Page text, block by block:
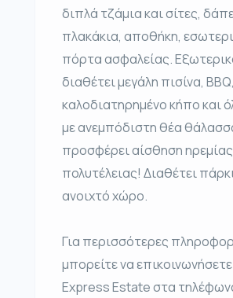
διπλά τζάμια και σίτες,
πλακάκια, αποθήκη,
πόρτα ασφαλείας.
διαθέτει μεγάλη πισίνα, BBQ,
καλοδιατηρημένο κήπο και
με ανεμπόδιστη θέα
προσφέρει αίσθηση
πολυτέλειας! Διαθέτει
ανοιχτό χώρο.
Για περισσότερες
μπορείτε να
Express Estate στα